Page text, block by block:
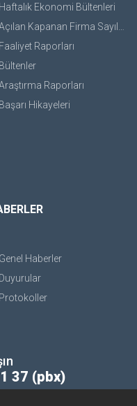
Haftalık Ekonomi Bültenleri
Kapanan Firma Sayıları
Faaliyet Raporları
Bültenler
Raporları
Başarı Hikayeleri
Genel Haberler
Duyurular
Protokoller
37 (pbx)